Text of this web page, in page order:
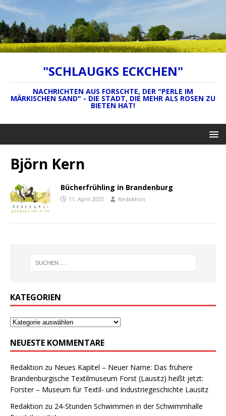
"SCHLAUGKS ECKCHEN"
NACHRICHTEN AUS FORSCHTE, DER "PERLE IM
MÄRKISCHEN SAND" - DIE STADT, DIE MEHR ALS ROSEN ZU
BIETEN HAT!
Björn Kern
Bücherfrühling in Brandenburg
11. April 2023 Redaktion
KATEGORIEN
NEUESTE KOMMENTARE
Redaktion zu Neues Kapitel – Neuer Name: Das frühere
Brandenburgische Textilmuseum Forst (Lausitz) heißt jetzt:
Forster – Museum für Textil- und Industriegeschichte Lausitz
Redaktion zu 24-Stunden Schwimmen in der Schwimmhalle